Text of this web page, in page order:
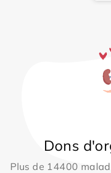
Dons
Plus de 14400